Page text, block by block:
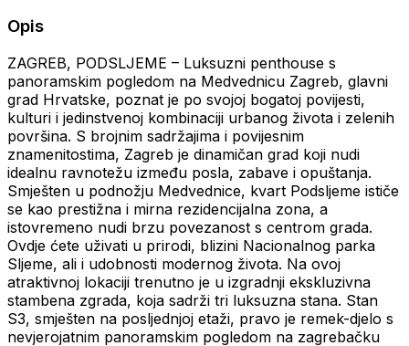
Opis
ZAGREB, PODSLJEME – Luksuzni penthouse s
panoramskim pogledom na Medvednicu Zagreb, glavni
grad Hrvatske, poznat je po svojoj bogatoj povijesti,
kulturi i jedinstvenoj kombinaciji urbanog života i zelenih
površina. S brojnim sadržajima i povijesnim
znamenitostima, Zagreb je dinamičan grad koji nudi
idealnu ravnotežu između posla, zabave i opuštanja.
Smješten u podnožju Medvednice, kvart Podsljeme ističe
se kao prestižna i mirna rezidencijalna zona, a
istovremeno nudi brzu povezanost s centrom grada.
Ovdje ćete uživati u prirodi, blizini Nacionalnog parka
Sljeme, ali i udobnosti modernog života. Na ovoj
atraktivnoj lokaciji trenutno je u izgradnji ekskluzivna
stambena zgrada, koja sadrži tri luksuzna stana. Stan
S3, smješten na posljednjoj etaži, pravo je remek-djelo s
nevjerojatnim panoramskim pogledom na zagrebačku